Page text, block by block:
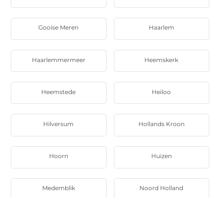
Gooise Meren Haarlem
Haarlemmermeer Heemskerk
Heemstede Heiloo
Hilversum Hollands Kroon
Hoorn Huizen
Medemblik Noord Holland